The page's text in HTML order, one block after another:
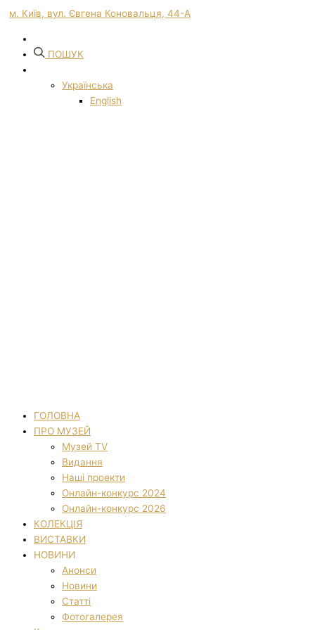
м. Київ, вул. Євгена Коновальця, 44-А
ПОШУК
Українська
English
ГОЛОВНА
ПРО МУЗЕЙ
Музей TV
Видання
Наші проекти
Онлайн-конкурс 2024
Онлайн-конкурс 2026
КОЛЕКЦІЯ
ВИСТАВКИ
НОВИНИ
Анонси
Новини
Статті
Фотогалерея